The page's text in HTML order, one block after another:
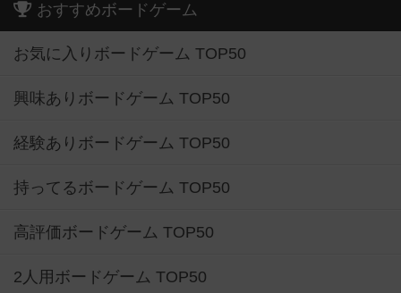
おすすめボードゲーム
お気に入りボードゲーム TOP50
興味ありボードゲーム TOP50
経験ありボードゲーム TOP50
持ってるボードゲーム TOP50
高評価ボードゲーム TOP50
2人用ボードゲーム TOP50